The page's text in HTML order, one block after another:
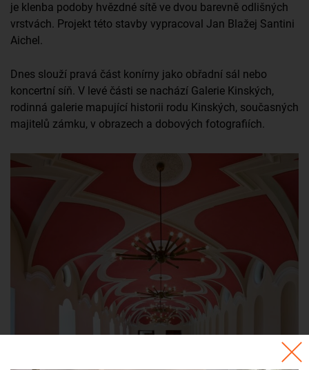
je klenba podoby hvězdné sítě ve dvou barevně odlišných
vrstvách. Projekt této stavby vypracoval Jan Blažej Santini
Aichel.
Dnes slouží pravá část konírny jako obřadní sál nebo
koncertní síň. V levé části se nachází Galerie Kinských,
rodinná galerie mapující historii rodu Kinských, současných
majitelů zámku, v obrazech a dobových fotografiích.